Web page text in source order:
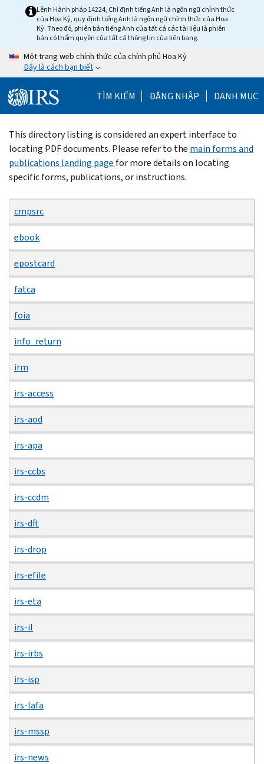
Lệnh Hành pháp 14224, Chỉ định tiếng Anh là ngôn ngữ chính thức
của Hoa Kỳ, quy định tiếng Anh là ngôn ngữ chính thức của Hoa
Kỳ. Theo đó, phiên bản tiếng Anh của tất cả các tài liệu là phiên
bản có thẩm quyền của tất cả thông tin của liên bang.
Một trang web chính thức của chính phủ Hoa Kỳ
Đây là cách bạn biết
TÌM KIẾM ĐĂNG NHẬP DANH MỤC
Beginning
of
main
content
This directory listing is considered an expert interface to
locating PDF documents. Please refer to the main forms and
publications landing page for more details on locating
specific forms, publications, or instructions.
cmpsrc
ebook
epostcard
fatca
foia
info_return
irm
irs-access
irs-aod
irs-apa
irs-ccbs
irs-ccdm
irs-dft
irs-drop
irs-efile
irs-eta
irs-il
irs-irbs
irs-isp
irs-lafa
irs-mssp
irs-news